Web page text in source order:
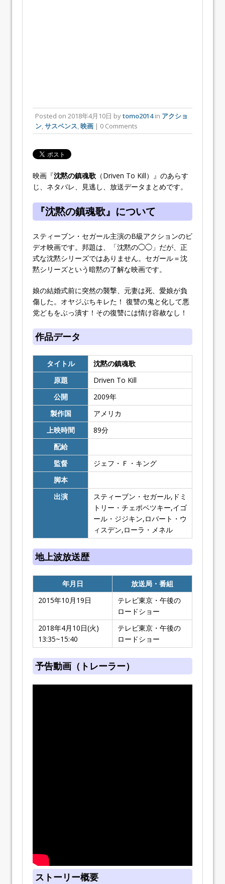
Posted on 2018年4月10日 bytomo2014in アクショ
ン サスペンス 映画 | 0 Comments
映画『沈黙の鎮魂歌 （Driven To Kill）』のあらす
じ、ネタバレ、見逃し、放送データまとめです。
『沈黙の鎮魂歌』について
スティーブン・セガール主演のB級アクションのビ
デオ映画です。邦題は、「沈黙の◯◯」だが、正
式な沈黙シリーズではありません。セガール＝沈
黙シリーズという暗黙の了解な映画です。
娘の結婚式前に突然の襲撃、元妻は死、愛娘が負
傷した。オヤジぶちキレた！ 復讐の鬼と化して悪
党どもをぶっ潰す！その復讐には情け容赦なし！
作品データ
タイトル
沈黙の鎮魂歌
原題
Driven To Kill
公開
2009年
製作国
アメリカ
上映時間
89分
配給
監督
ジェフ・Ｆ・キング
脚本
出演
スティーブン・セガール,ドミ
トリー・チェポベツキー,イゴ
ール・ジジキン,ロバート・ウ
ィスデン,ローラ・メネル
地上波放送歴
年月日
放送局・番組
2015年10月19日
テレビ東京・午後の
ロードショー
2018年4月10日(火)
13:35~15:40
テレビ東京・午後の
ロードショー
予告動画（トレーラー）
ストーリー概要